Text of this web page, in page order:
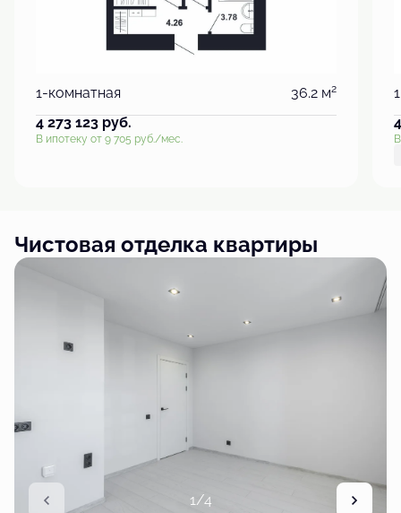
1-комнатная 36.2 м2
4 273 123 руб.
В ипотеку от 9 705 руб./мес.
Чистовая отделка квартиры
1/4